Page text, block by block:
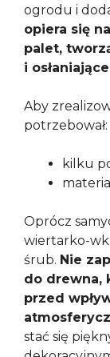
ogrodu i
opiera się
palet,
i
Aby
potrzebował:
kilku
Oprócz
wiertarko-
śrub. Nie
do drewna,
przed
stać się